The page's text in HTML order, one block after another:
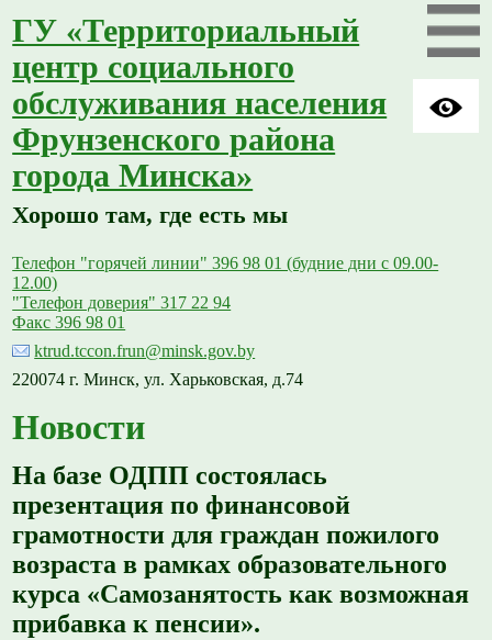
ГУ «Территориальный
центр социального
обслуживания населения
Фрунзенского района
города Минска»
Хорошо там, где есть мы
Телефон "горячей линии" 396 98 01 (будние дни с 09.00-
12.00)
"Телефон доверия" 317 22 94
Факс 396 98 01
ktrud.tccon.frun@minsk.gov.by
220074 г. Минск, ул. Харьковская, д.74
Новости
На базе ОДПП состоялась
презентация по финансовой
грамотности для граждан пожилого
возраста в рамках образовательного
курса «Самозанятость как возможная
прибавка к пенсии».